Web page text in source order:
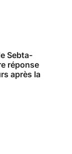
Sebta-
réponse
après la